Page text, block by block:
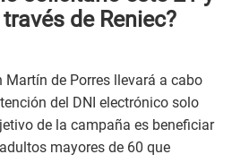
de Reniec?
de Porres llevará a cabo
del DNI electrónico solo
de la campaña es beneficiar
mayores de 60 que